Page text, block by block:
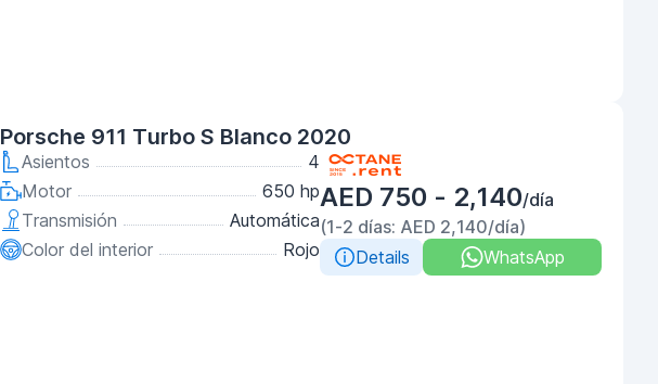
Porsche 911 Turbo S Blanco 2020
Asientos
4
Motor
650 hp
Transmisión
Automática
Color del interior
Rojo
AED 750 - 2,140/día
(1-2 días: AED 2,140/día)
Details
WhatsApp